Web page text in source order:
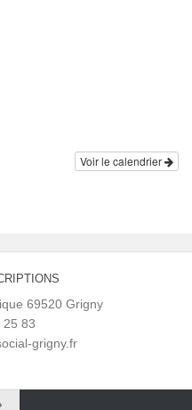
Voir le calendrier
69520 Grigny
25 83
grigny.fr